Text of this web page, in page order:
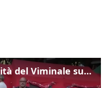
Gualtieri: "Responsabilità del Viminale su Spin Time? La posizione dei partiti è nota"